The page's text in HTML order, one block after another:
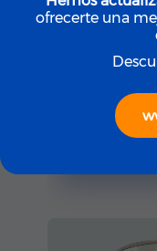
ofrecerte una